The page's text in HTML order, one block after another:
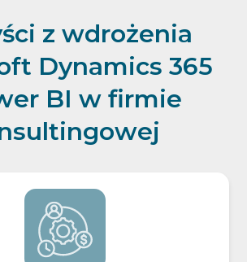
z wdrożenia
Dynamics 365
BI w firmie